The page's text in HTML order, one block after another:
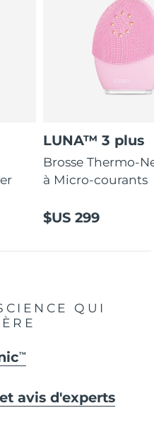
LUNA™ 3 plus
Brosse Thermo-
à Micro-courants
$US 299
QUI
TM
avis d'experts